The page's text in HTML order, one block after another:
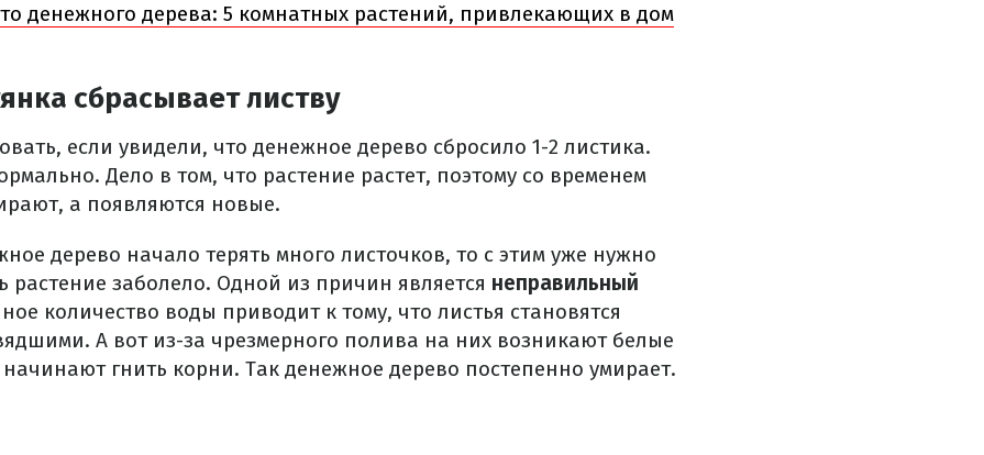
денежного дерева: 5 комнатных растений, привлекающих в дом
сбрасывает листву
если увидели, что денежное дерево сбросило 1-2 листика.
Дело в том, что растение растет, поэтому со временем
а появляются новые.
дерево начало терять много листочков, то с этим уже нужно
растение заболело. Одной из причин является неправильный
количество воды приводит к тому, что листья становятся
А вот из-за чрезмерного полива на них возникают белые
гнить корни. Так денежное дерево постепенно умирает.